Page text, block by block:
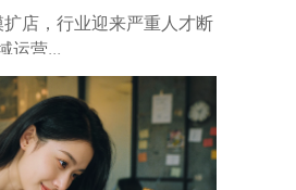
店，行业迎来严重人才断
运营...